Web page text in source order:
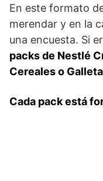
En este formato
merendar y en la
una encuesta. Si
packs de Nestlé
Cereales o
Cada pack está